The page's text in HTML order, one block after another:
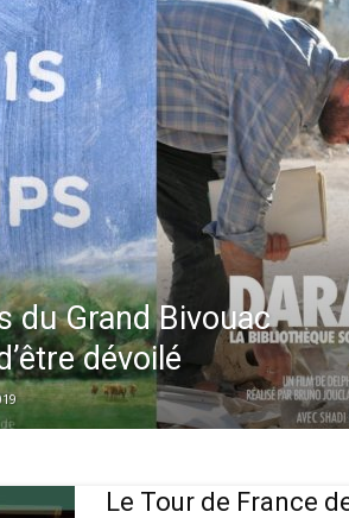
du Grand Bivouac
dévoilé
Le Tour de France